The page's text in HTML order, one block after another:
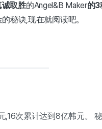
取胜的Angel&B Maker的3
秘诀,现在就阅读吧。
次累计达到8亿韩元。